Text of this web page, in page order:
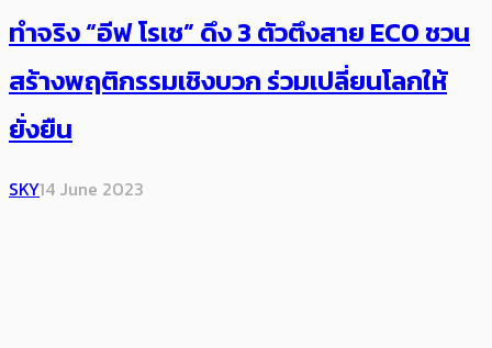
ทำจริง “อีฟ โรเช” ดึง 3 ตัวตึงสาย ECO ชวน
สร้างพฤติกรรมเชิงบวก ร่วมเปลี่ยนโลกให้
ยั่งยืน
SKY14 June 2023